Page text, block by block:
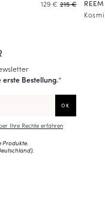
129 € 215 €
REEM
erste Bestellung.*
Ihre Rechte erfahren
Produkte.
).